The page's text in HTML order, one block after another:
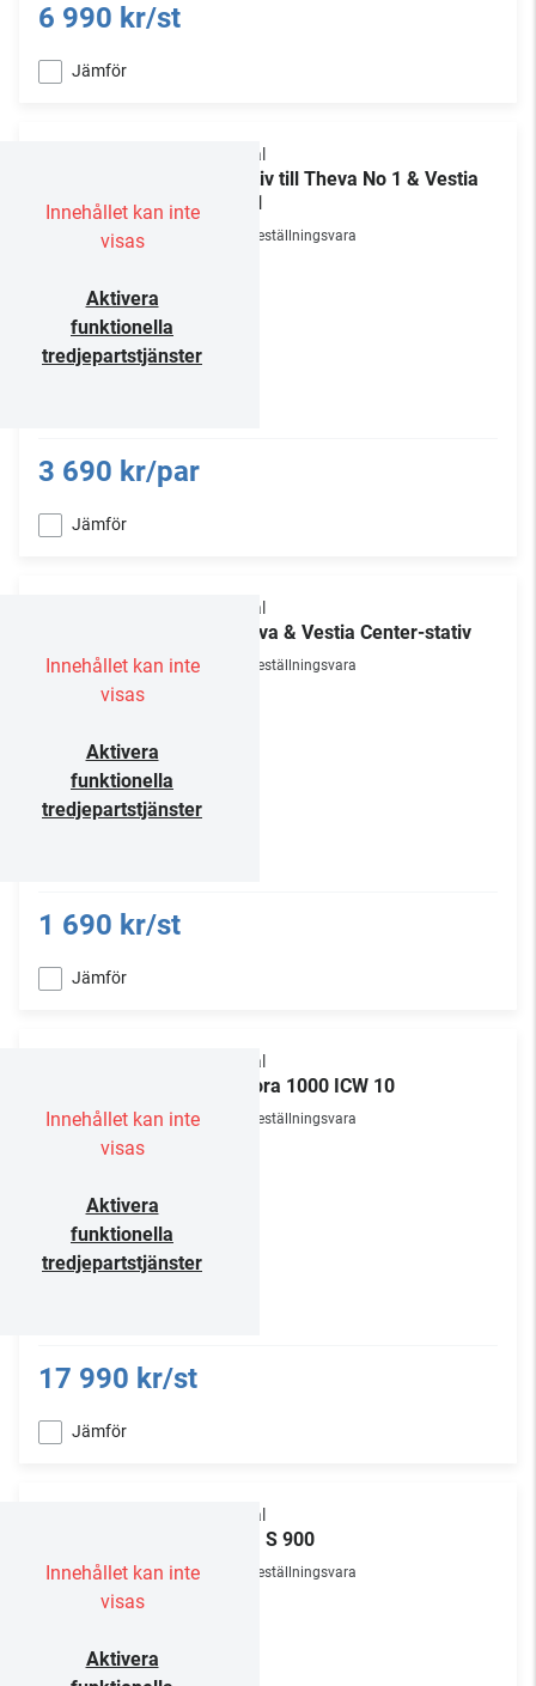
6 990 kr/st
Jämför
Innehållet kan inte
visas
Aktivera
funktionella
tredjepartstjänster
Focal
Stativ till Theva No 1 & Vestia
No 1
Beställningsvara
3 690 kr/par
Jämför
Innehållet kan inte
visas
Aktivera
funktionella
tredjepartstjänster
Focal
Theva & Vestia Center-stativ
Beställningsvara
1 690 kr/st
Jämför
Innehållet kan inte
visas
Aktivera
funktionella
tredjepartstjänster
Focal
Littora 1000 ICW 10
Beställningsvara
17 990 kr/st
Jämför
Innehållet kan inte
visas
Aktivera
Focal
Aria S 900
Beställningsvara